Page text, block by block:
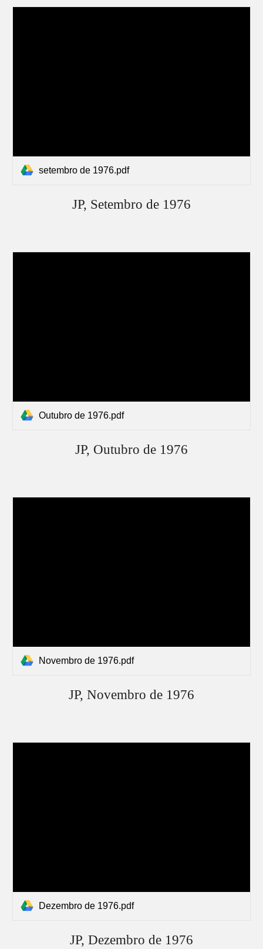
setembro de 1976.pdf
JP, Setembro de 1976
Outubro de 1976.pdf
JP, Outubro de 1976
Novembro de 1976.pdf
JP, Novembro de 1976
Dezembro de 1976.pdf
JP, Dezembro de 1976